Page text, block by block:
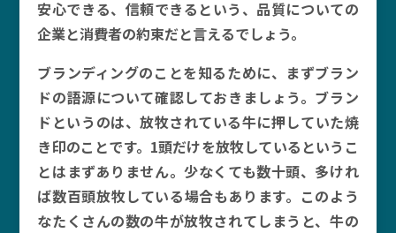
安心できる、信頼できるという、品質についての
企業と消費者の約束だと言えるでしょう。
ブランディングのことを知るために、まずブラン
ドの語源について確認しておきましょう。ブラン
ドというのは、放牧されている牛に押していた焼
き印のことです。1頭だけを放牧しているというこ
とはまずありません。少なくても数十頭、多けれ
ば数百頭放牧している場合もあります。このよう
なたくさんの数の牛が放牧されてしまうと、牛の